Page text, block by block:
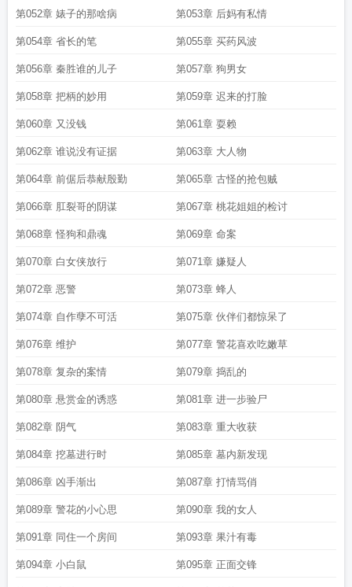
第052章 婊子的那啥病 第053章 后妈有私情
第054章 省长的笔 第055章 买药风波
第056章 秦胜谁的儿子 第057章 狗男女
第058章 把柄的妙用 第059章 迟来的打脸
第060章 又没钱 第061章 耍赖
第062章 谁说没有证据 第063章 大人物
第064章 前倨后恭献殷勤 第065章 古怪的抢包贼
第066章 肛裂哥的阴谋 第067章 桃花姐姐的检讨
第068章 怪狗和鼎魂 第069章 命案
第070章 白女侠放行 第071章 嫌疑人
第072章 恶警 第073章 蜂人
第074章 自作孽不可活 第075章 伙伴们都惊呆了
第076章 维护 第077章 警花喜欢吃嫩草
第078章 复杂的案情 第079章 捣乱的
第080章 悬赏金的诱惑 第081章 进一步验尸
第082章 阴气 第083章 重大收获
第084章 挖墓进行时 第085章 墓内新发现
第086章 凶手渐出 第087章 打情骂俏
第089章 警花的小心思 第090章 我的女人
第091章 同住一个房间 第093章 果汁有毒
第094章 小白鼠 第095章 正面交锋